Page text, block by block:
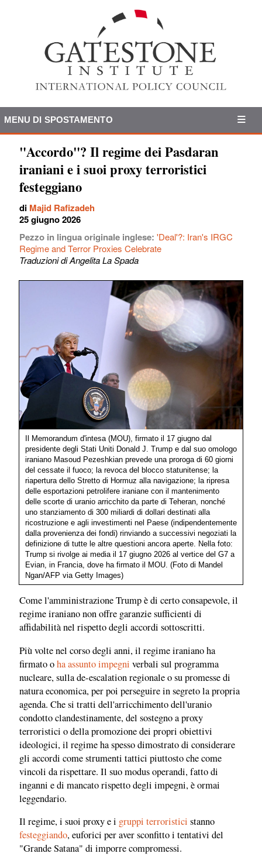
MENU DI SPOSTAMENTO
"Accordo"? Il regime dei Pasdaran
iraniani e i suoi proxy terroristici
festeggiano
di Majid Rafizadeh
25 giugno 2026
Pezzo in lingua originale inglese: 'Deal'?: Iran's IRGC
Regime and Terror Proxies Celebrate
Traduzioni di Angelita La Spada
Il Memorandum d'intesa (MOU), firmato il 17 giugno dal
presidente degli Stati Uniti Donald J. Trump e dal suo omologo
iraniano Masoud Pezeshkian prevede una proroga di 60 giorni
del cessate il fuoco; la revoca del blocco statunitense; la
riapertura dello Stretto di Hormuz alla navigazione; la ripresa
delle esportazioni petrolifere iraniane con il mantenimento
delle scorte di uranio arricchito da parte di Teheran, nonché
uno stanziamento di 300 miliardi di dollari destinati alla
ricostruzione e agli investimenti nel Paese (indipendentemente
dalla provenienza dei fondi) rinviando a successivi negoziati la
definizione di tutte le altre questioni ancora aperte. Nella foto:
Trump si rivolge ai media il 17 giugno 2026 al vertice del G7 a
Evian, in Francia, dove ha firmato il MOU. (Foto di Mandel
Ngan/AFP via Getty Images)
Come l'amministrazione Trump è di certo consapevole, il
regime iraniano non offre garanzie sufficienti di
affidabilità nel rispetto degli accordi sottoscritti.
Più volte nel corso degli anni, il regime iraniano ha
firmato oha assunto impegni verbali sul programma
nucleare, sulla de-escalation regionale o su promesse di
natura economica, per poi perseguire in segreto la propria
agenda. Che si tratti dell'arricchimento dell'uranio
condotto clandestinamente, del sostegno a proxy
terroristici o della promozione dei propri obiettivi
ideologici, il regime ha spesso dimostrato di considerare
gli accordi come strumenti tattici piuttosto che come
vincoli da rispettare. Il suo modus operandi, fatto di
inganni e di mancato rispetto degli impegni, è ormai
leggendario.
Il regime, i suoi proxy e i gruppi terroristici stanno
festeggiando, euforici per aver sconfitto i tentativi del
"Grande Satana" di imporre compromessi.